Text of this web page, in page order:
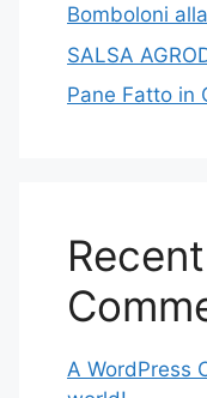
Bomboloni
SALSA
Pane Fatto in
Recent
A WordPress